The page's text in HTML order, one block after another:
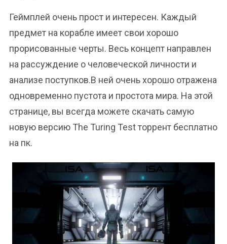
Геймплей очень прост и интересен. Каждый
предмет на корабле имеет свои хорошо
прорисованные черты. Весь концепт направлен
на рассуждение о человеческой личности и
анализе поступков.В ней очень хорошо отражена
одновременно пустота и простота мира. На этой
странице, вы всегда можете скачать самую
новую версию The Turing Test торрент бесплатно
на пк.